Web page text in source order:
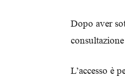
Dopo aver
consultazione
L’accesso è